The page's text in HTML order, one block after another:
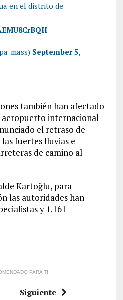
en el distrito de
September 5,
también han afectado
internacional
el retraso de
fuertes lluvias e
de camino al
Kartoğlu, para
las autoridades han
y 1.161
PARA TI
Siguiente